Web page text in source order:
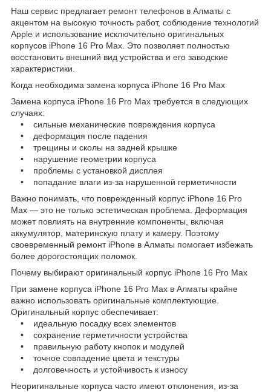
Наш сервис предлагает ремонт телефонов в Алматы с
акцентом на высокую точность работ, соблюдение технологий
Apple и использование исключительно оригинальных
корпусов iPhone 16 Pro Max. Это позволяет полностью
восстановить внешний вид устройства и его заводские
характеристики.
Когда необходима замена корпуса iPhone 16 Pro Max
Замена корпуса iPhone 16 Pro Max требуется в следующих
случаях:
• сильные механические повреждения корпуса
• деформация после падения
• трещины и сколы на задней крышке
• нарушение геометрии корпуса
• проблемы с установкой дисплея
• попадание влаги из-за нарушенной герметичности
Важно понимать, что поврежденный корпус iPhone 16 Pro
Max — это не только эстетическая проблема. Деформация
может повлиять на внутренние компоненты, включая
аккумулятор, материнскую плату и камеру. Поэтому
своевременный ремонт iPhone в Алматы помогает избежать
более дорогостоящих поломок.
Почему выбирают оригинальный корпус iPhone 16 Pro Max
При замене корпуса iPhone 16 Pro Max в Алматы крайне
важно использовать оригинальные комплектующие.
Оригинальный корпус обеспечивает:
• идеальную посадку всех элементов
• сохранение герметичности устройства
• правильную работу кнопок и модулей
• точное совпадение цвета и текстуры
• долговечность и устойчивость к износу
Неоригинальные корпуса часто имеют отклонения, из-за